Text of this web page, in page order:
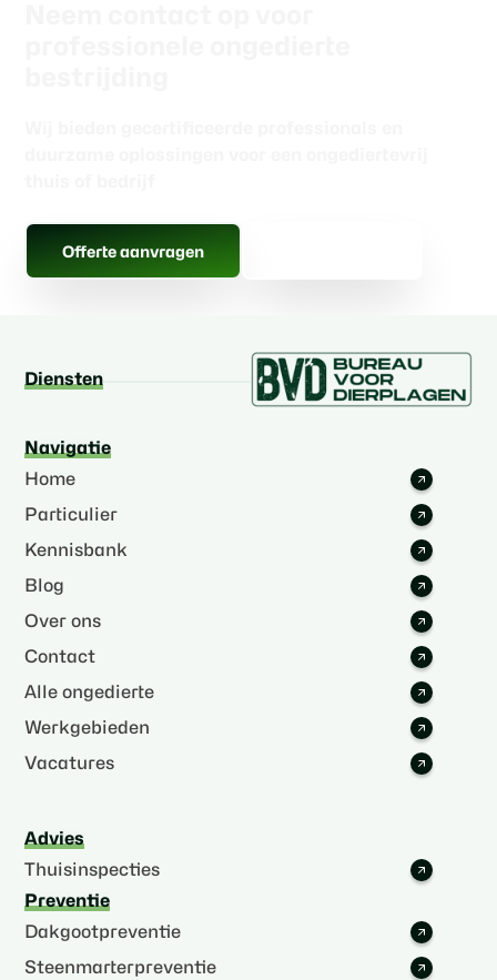
Offerte aanvragen
Diensten
Navigatie
Home
Particulier
Kennisbank
Blog
Over ons
Contact
Alle ongedierte
Werkgebieden
Vacatures
Advies
Thuisinspecties
Preventie
Dakgootpreventie
Steenmarterpreventie